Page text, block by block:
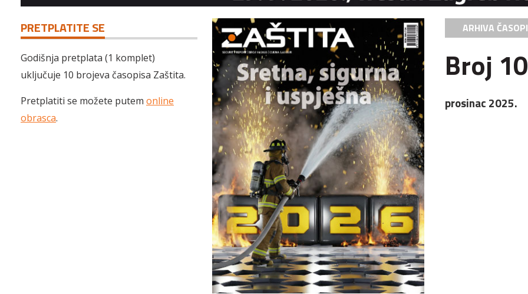
PRETPLATITE SE
Godišnja pretplata (1 komplet)
uključuje 10 brojeva časopisa Zaštita.
Pretplatiti se možete putem online
obrasca.
ARHIVA
Broj 10
prosinac 2025.